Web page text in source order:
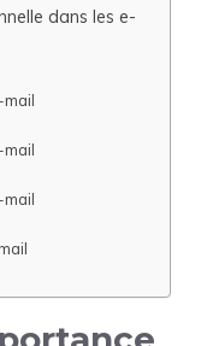
dans les e-
mail
mail
mail